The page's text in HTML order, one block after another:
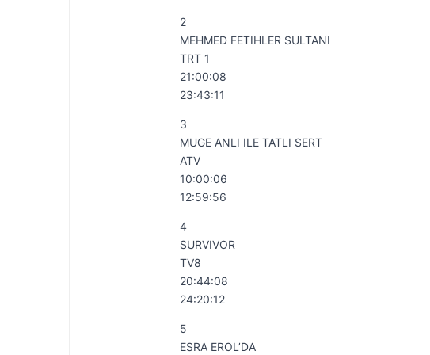
2
MEHMED FETIHLER SULTANI
TRT 1
21:00:08
23:43:11
3
MUGE ANLI ILE TATLI SERT
ATV
10:00:06
12:59:56
4
SURVIVOR
TV8
20:44:08
24:20:12
5
ESRA EROL’DA